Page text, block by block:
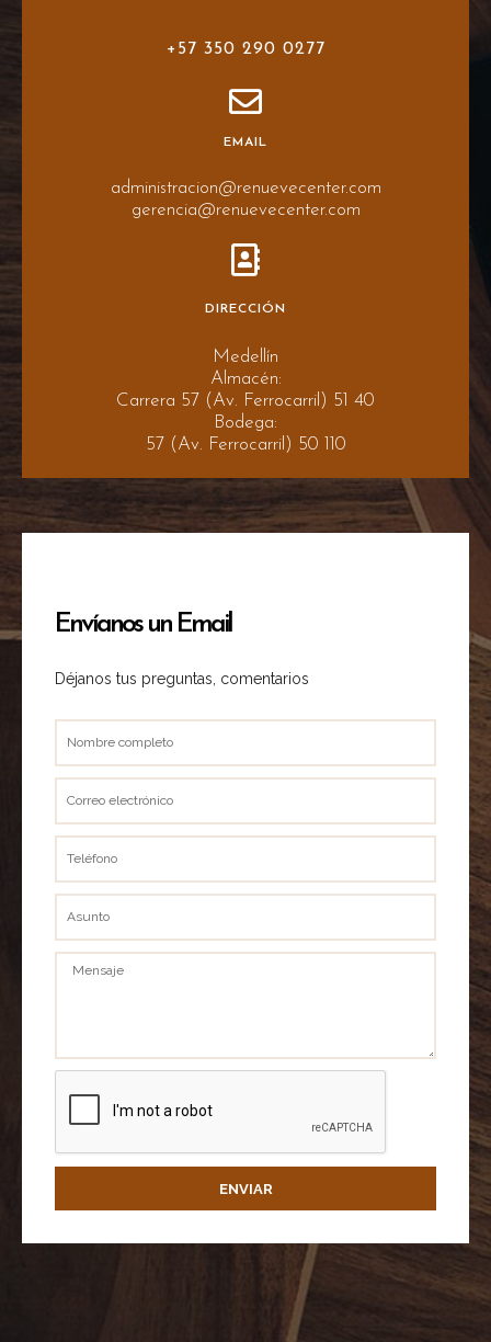
+57 350 290 0277
EMAIL
administracion@renuevecenter.com
gerencia@renuevecenter.com
DIRECCIÓN
Medellín
Almacén:
Carrera 57 (Av. Ferrocarril) 51 40
Bodega:
57 (Av. Ferrocarril) 50 110
Envíanos un Email
Déjanos tus preguntas, comentarios
Mensaje
ENVIAR